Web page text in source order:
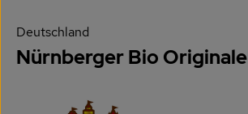
Deutschland
Nürnberger Bio Originale